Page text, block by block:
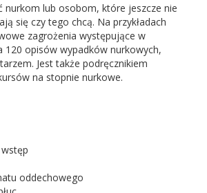
nurkom lub osobom, które jeszcze nie
się czy tego chcą. Na przykładach
zagrożenia występujące w
120 opisów wypadków nurkowych,
Jest także podręcznikiem
na stopnie nurkowe.
oddechowego